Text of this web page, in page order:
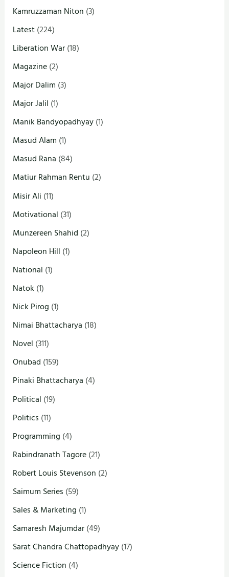
Kamruzzaman Niton (3)
Latest(224)
Liberation War(18)
Magazine(2)
Major Dalim (3)
Major Jalil (1)
Manik Bandyopadhyay(1)
Masud Alam (1)
Masud Rana (84)
Matiur Rahman Rentu (2)
Misir Ali (11)
Motivational (31)
Munzereen Shahid (2)
Napoleon Hill (1)
National (1)
Natok (1)
Nick Pirog (1)
Nimai Bhattacharya (18)
Novel (311)
Onubad (159)
Pinaki Bhattacharya (4)
Political (19)
Politics (11)
Programming (4)
Rabindranath Tagore(21)
Robert Louis Stevenson (2)
Saimum Series (59)
Sales & Marketing (1)
Samaresh Majumdar(49)
Sarat Chandra Chattopadhyay(17)
Science Fiction (4)